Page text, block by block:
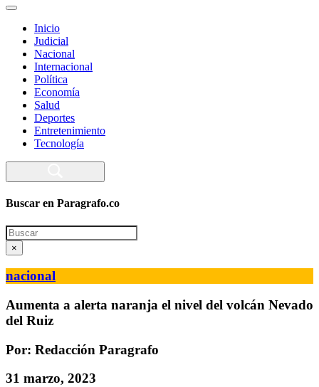
Inicio
Judicial
Nacional
Internacional
Política
Economía
Salud
Deportes
Entretenimiento
Tecnología
Buscar en Paragrafo.co
Search
×
nacional
Aumenta a alerta naranja el nivel del volcán Nevado
del Ruiz
Por: Redacción Paragrafo
31 marzo, 2023